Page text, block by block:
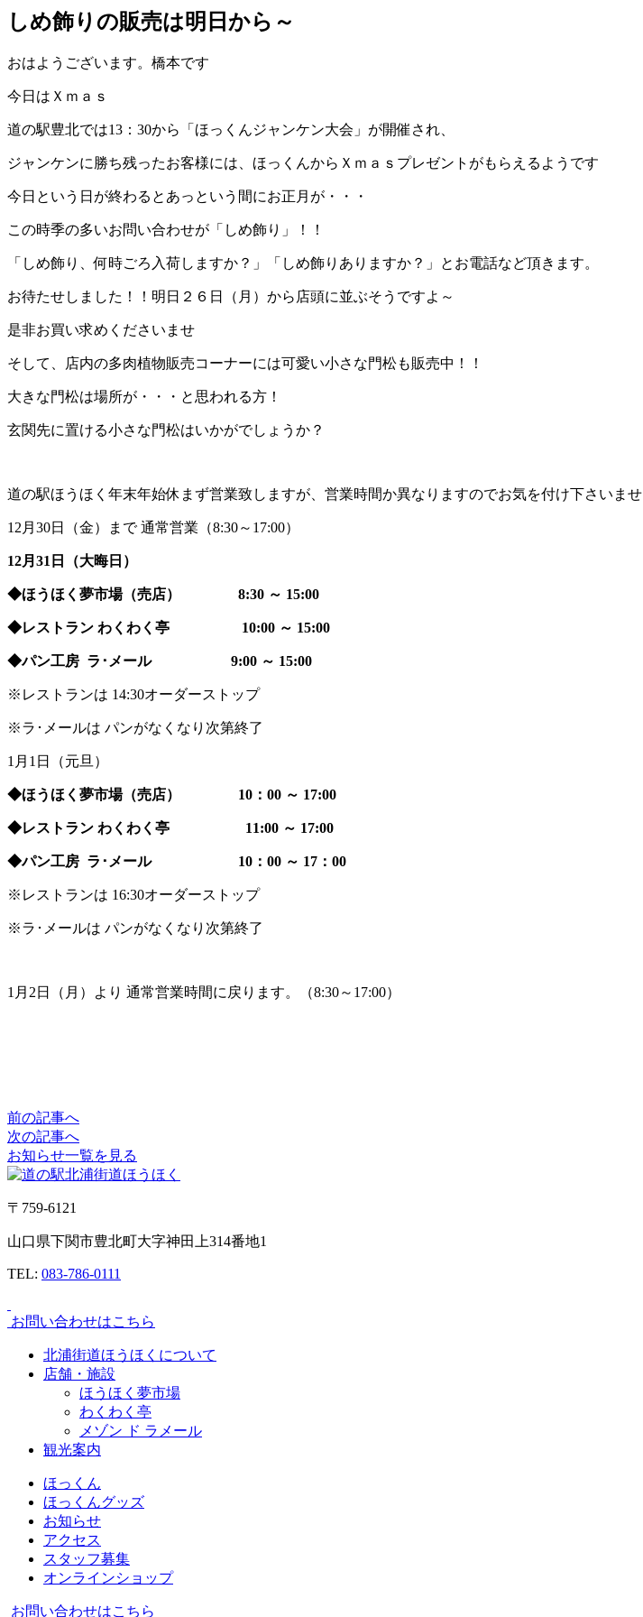
しめ飾りの販売は明日から～
おはようございます。橋本です
今日はＸｍａｓ
道の駅豊北では13：30から「ほっくんジャンケン大会」が開催され、
ジャンケンに勝ち残ったお客様には、ほっくんからＸｍａｓプレゼントがもらえるようです
今日という日が終わるとあっという間にお正月が・・・
この時季の多いお問い合わせが 「しめ飾り」！！
「しめ飾り、何時ごろ入荷しますか？」「しめ飾りありますか？」とお電話など頂きます。
お待たせしました！！明日２６日（月）から店頭に並ぶそうですよ～
是非お買い求めくださいませ
そして、店内の多肉植物販売コーナーには可愛い小さな門松も販売中！！
大きな門松は場所が・・・と思われる方！
玄関先に置ける小さな門松はいかがでしょうか？
道の駅ほうほく年末年始休まず営業致しますが、営業時間か異なりますのでお気を付け下さいませ
12月30日（金）まで 通常営業（8:30～17:00）
12月31日（大晦日）
◆ほうほく夢市場（売店） 8:30 ～ 15:00
◆レストラン わくわく亭 10:00 ～ 15:00
◆パン工房 ラ･メール 9:00 ～ 15:00
※レストランは 14:30オーダーストップ
※ラ･メールは パンがなくなり次第終了
1月1日（元旦）
◆ほうほく夢市場（売店） 10：00 ～ 17:00
◆レストラン わくわく亭 11:00 ～ 17:00
◆パン工房 ラ･メール 10：00 ～ 17：00
※レストランは 16:30オーダーストップ
※ラ･メールは パンがなくなり次第終了
1月2日（月）より 通常営業時間に戻ります。（8:30～17:00）
前の記事へ
次の記事へ
お知らせ一覧を見る
〒759-6121
山口県下関市豊北町大字神田上314番地1
TEL: 083-786-0111
お問い合わせはこちら
北浦街道ほうほくについて
店舗・施設
ほうほく夢市場
わくわく亭
メゾン ド ラメール
観光案内
ほっくん
ほっくんグッズ
お知らせ
アクセス
スタッフ募集
オンラインショップ
お問い合わせはこちら